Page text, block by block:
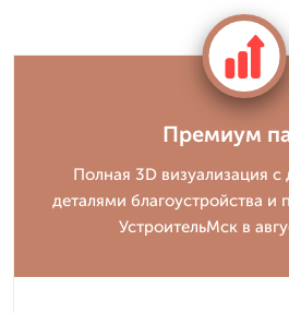
Премиум
Полная 3D визуализация
деталями благоустройства
УстроительМск в